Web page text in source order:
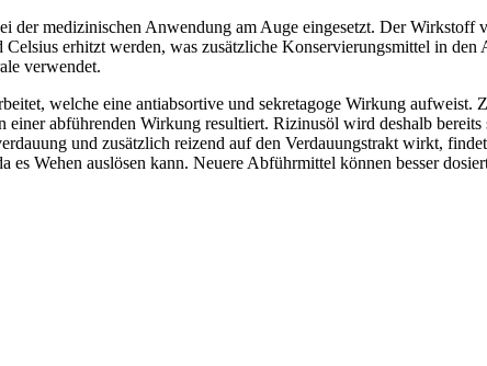
medizinischen Anwendung am Auge eingesetzt. Der Wirkstoff
erhitzt werden, was zusätzliche Konservierungsmittel in
verwendet.
welche eine antiabsortive und sekretagoge Wirkung aufweist.
abführenden Wirkung resultiert. Rizinusöl wird deshalb
und zusätzlich reizend auf den Verdauungstrakt wirkt,
Wehen auslösen kann. Neuere Abführmittel können besser